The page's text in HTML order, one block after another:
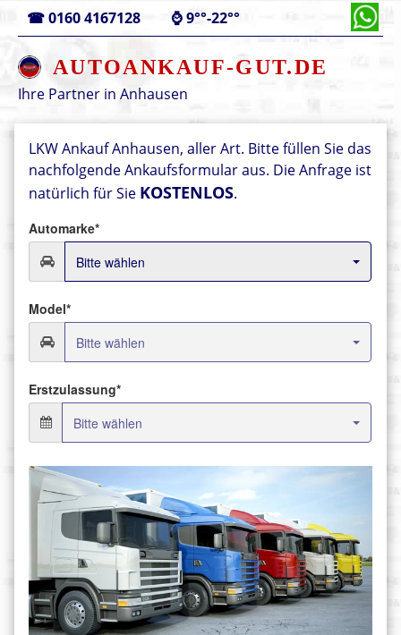
☎0160 4167128 ⌚9°°-22°°
AUTOANKAUF-GUT.DE
Ihre Partner in Anhausen
LKW Ankauf Anhausen, aller Art. Bitte füllen Sie das
nachfolgende Ankaufsformular aus. Die Anfrage ist
natürlich für Sie KOSTENLOS.